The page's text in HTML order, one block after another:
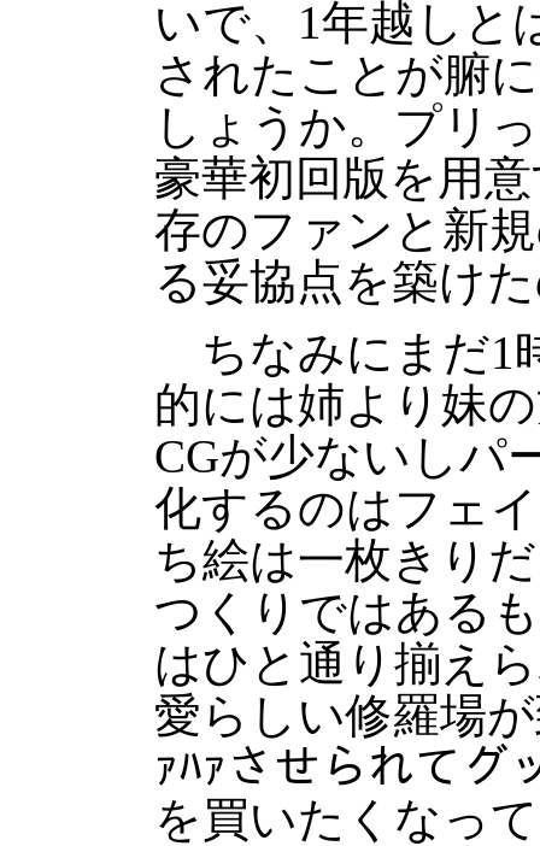
いで、1年越しと
されたことが腑
しょうか。プリ
豪華初回版を用
存のファンと新
る妥協点を築け
ちなみにまだ1
的には姉より妹
CGが少ないしパ
化するのはフェ
ち絵は一枚きり
つくりではある
はひと通り揃え
愛らしい修羅場
ｧﾊｧさせられてグ
を買いたくなっ